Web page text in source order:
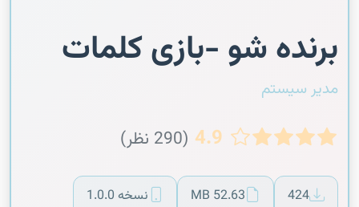
برنده شو -بازی کلمات
مدیر سیستم
4.9 (290 نظر)
424
52.63 MB نسخه 1.0.0